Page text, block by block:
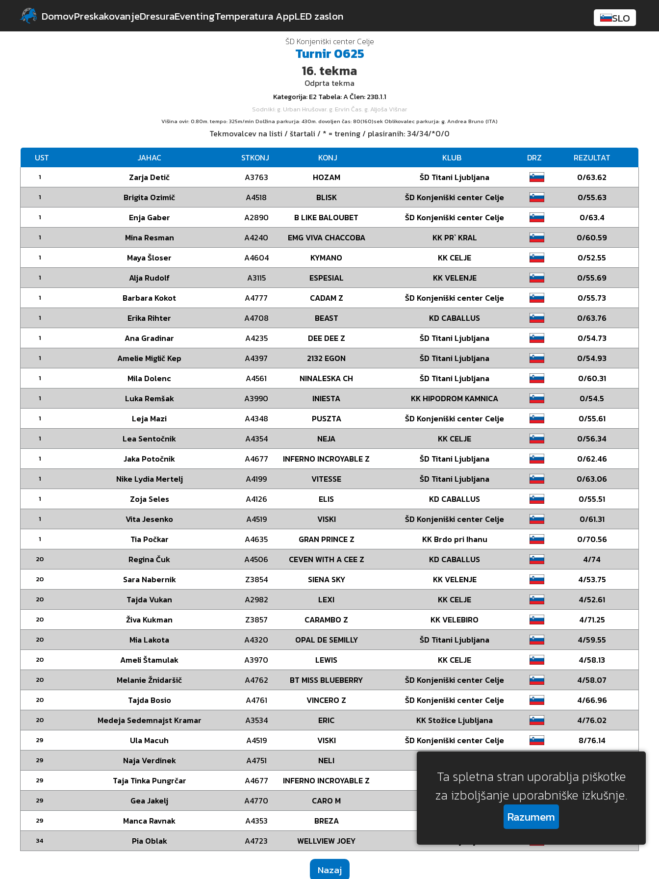
Ta spletna stran uporablja piškotke
za izboljšanje uporabniške izkušnje.
Razumem
DomovPreskakovanjeDresuraEventingTemperatura AppLED zaslon SLO
ŠD Konjeniški center Celje
Turnir0625
16. tekma
Odprta tekma
Kategorija: E2 Tabela: AČlen: 238.1.1
Sodniki: g. Urban Hrušovar. g. Ervin Čas. g. Aljoša Višnar
Višina ovir: 0.80m. tempo: 325m/min Dolžina parkurja: 430m. dovoljen čas: 80(160)sek Oblikovalec parkurja: g. Andrea Bruno (ITA)
Tekmovalcev na listi / štartali / * = trening / plasiranih: 34/34/*0/0
UST JAHAC STKONJ KONJ KLUB DRZ REZULTAT
1 Zarja Detič A3763 HOZAM ŠD Titani Ljubljana 0/63.62
1 Brigita Ozimič A4518 BLISK ŠD Konjeniški center Celje 0/55.63
1 Enja Gaber A2890 B LIKE BALOUBET ŠD Konjeniški center Celje 0/63.4
1 Mina Resman A4240 EMG VIVA CHACCOBA KK PR` KRAL 0/60.59
1 Maya Šloser A4604 KYMANO KK CELJE 0/52.55
1 Alja Rudolf A3115 ESPESIAL KK VELENJE 0/55.69
1 Barbara Kokot A4777 CADAM Z ŠD Konjeniški center Celje 0/55.73
1 Erika Rihter A4708 BEAST KD CABALLUS 0/63.76
1 Ana Gradinar A4235 DEE DEE Z ŠD Titani Ljubljana 0/54.73
1 Amelie Miglič Kep A4397 2132 EGON ŠD Titani Ljubljana 0/54.93
1 Mila Dolenc A4561 NINALESKA CH ŠD Titani Ljubljana 0/60.31
1 Luka Remšak A3990 INIESTA KK HIPODROM KAMNICA 0/54.5
1 Leja Mazi A4348 PUSZTA ŠD Konjeniški center Celje 0/55.61
1 Lea Sentočnik A4354 NEJA KK CELJE 0/56.34
1 Jaka Potočnik A4677 INFERNO INCROYABLE Z ŠD Titani Ljubljana 0/62.46
1 Nike Lydia Mertelj A4199 VITESSE ŠD Titani Ljubljana 0/63.06
1 Zoja Seles A4126 ELIS KD CABALLUS 0/55.51
1 Vita Jesenko A4519 VISKI ŠD Konjeniški center Celje 0/61.31
1 Tia Počkar A4635 GRAN PRINCE Z KK Brdo pri Ihanu 0/70.56
20 Regina Čuk A4506 CEVEN WITH A CEE Z KD CABALLUS 4/74
20 Sara Nabernik Z3854 SIENA SKY KK VELENJE 4/53.75
20 Tajda Vukan A2982 LEXI KK CELJE 4/52.61
20 Živa Kukman Z3857 CARAMBO Z KK VELEBIRO 4/71.25
20 Mia Lakota A4320 OPAL DE SEMILLY ŠD Titani Ljubljana 4/59.55
20 Ameli Štamulak A3970 LEWIS KK CELJE 4/58.13
20 Melanie Žnidaršič A4762 BT MISS BLUEBERRY ŠD Konjeniški center Celje 4/58.07
20 Tajda Bosio A4761 VINCERO Z ŠD Konjeniški center Celje 4/66.96
20 Medeja Sedemnajst Kramar A3534 ERIC KK Stožice Ljubljana 4/76.02
29 Ula Macuh A4519 VISKI ŠD Konjeniški center Celje 8/76.14
29 Naja Verdinek A4751 NELI
29 Taja Tinka Pungrčar A4677 INFERNO INCROYABLE Z ŠD Titani Ljubljana 8/65.67
29 Gea Jakelj A4770 CARO M KK PR` KRAL 8/67.45
29 Manca Ravnak A4353 BREZA
34 Pia Oblak A4723 WELLVIEW JOEY
Nazaj